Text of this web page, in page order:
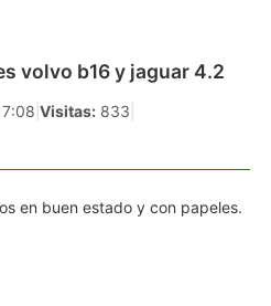
volvo b16 y jaguar 4.2
Visitas: 833
en buen estado y con papeles.